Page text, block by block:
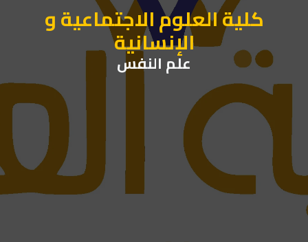
كلية العلوم الاجتماعية و
الإنسانية
علم النفس